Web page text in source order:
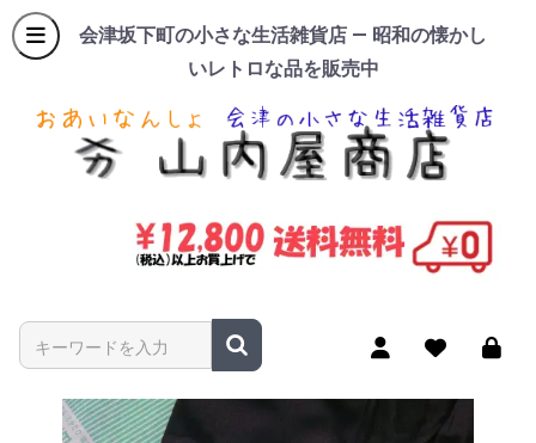
会津坂下町の小さな生活雑貨店 — 昭和の懐かし
いレトロな品を販売中
商品名やキーワードを入力